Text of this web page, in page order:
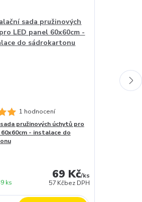
1 hodnocení
pružinových úchytů pro
60x60cm - instalace do
69 Kč/ks
57 Kčbez DPH
ks